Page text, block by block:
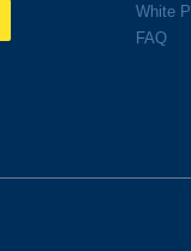
White
FAQ